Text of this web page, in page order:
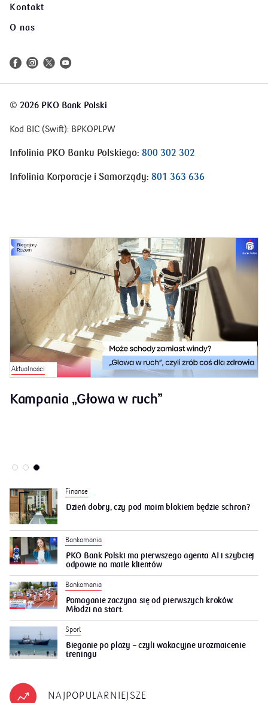
Kontakt
O nas
© 2026 PKO Bank Polski
Kod BIC (Swift): BPKOPLPW
Infolinia PKO Banku Polskiego: 800 302 302
Infolinia Korporacje i Samorządy: 801 363 636
Aktualności
Kampania „Głowa w ruch”
Finanse
Dzień dobry, czy pod moim blokiem będzie schron?
Bankomania
PKO Bank Polski ma pierwszego agenta AI i szybciej
odpowie na maile klientów
Bankomania
Pomaganie zaczyna się od pierwszych kroków.
Młodzi na start.
Sport
Bieganie po plaży – czyli wakacyjne urozmaicenie
treningu
NAJPOPULARNIEJSZE